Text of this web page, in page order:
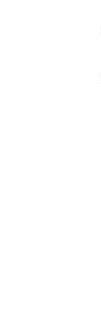
BẢO HÀNH VỚI